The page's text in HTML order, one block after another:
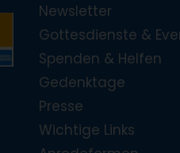
Newsletter
Gottesdienste &
Spenden & Helfen
Gedenktage
Presse
Wichtige Links